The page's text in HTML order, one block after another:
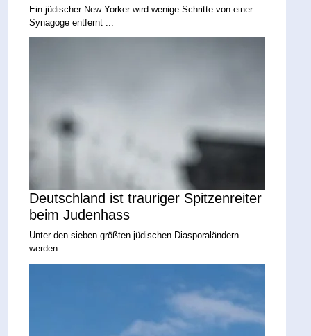
Ein jüdischer New Yorker wird wenige Schritte von einer
Synagoge entfernt ...
Deutschland ist trauriger Spitzenreiter
beim Judenhass
Unter den sieben größten jüdischen Diasporaländern
werden ...